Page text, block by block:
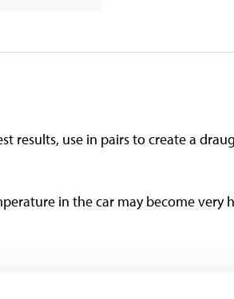
results, use in pairs to create a
in the car may become very